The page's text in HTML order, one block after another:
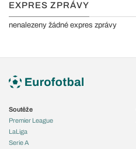
EXPRES ZPRÁVY
nenalezeny žádné expres zprávy
Soutěže
Premier League
LaLiga
Serie A